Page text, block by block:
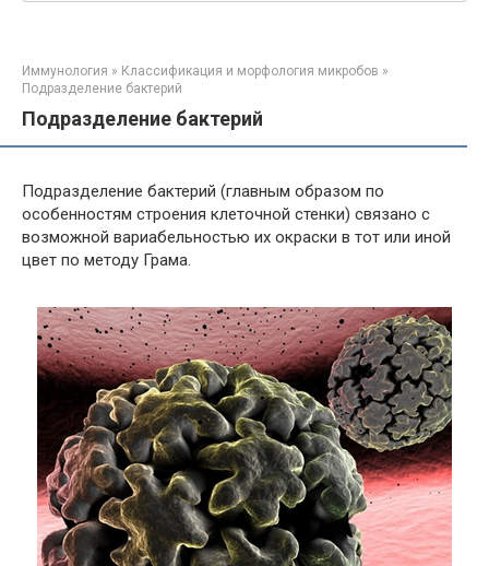
Иммунология » Классификация и морфология микробов »
Подразделение бактерий
Подразделение бактерий
Подразделение бактерий (главным образом по
особенностям строения клеточной стенки) связано с
возможной вариабельностью их окраски в тот или иной
цвет по методу Грама.